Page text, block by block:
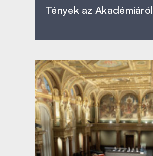
Tények az Akadémiáról